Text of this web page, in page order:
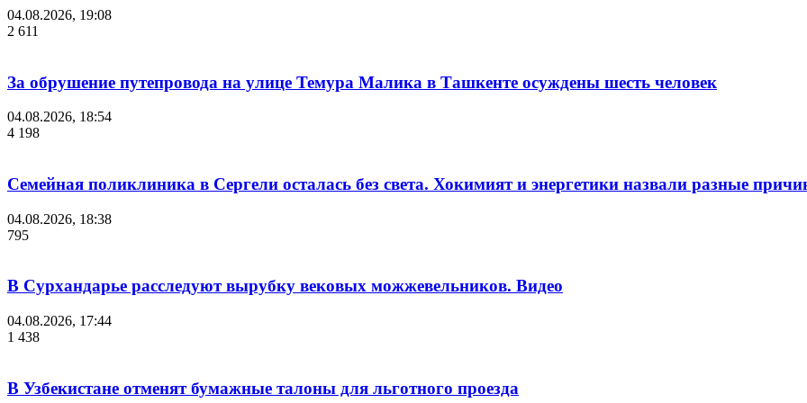
04.08.2026, 19:08
2 611
За обрушение путепровода на улице Темура Малика в Ташкенте осуждены шесть человек
04.08.2026, 18:54
4 198
Семейная поликлиника в Сергели осталась без света. Хокимият и энергетики назвали разные
04.08.2026, 18:38
795
В Сурхандарье расследуют вырубку вековых можжевельников. Видео
04.08.2026, 17:44
1 438
В Узбекистане отменят бумажные талоны для льготного проезда